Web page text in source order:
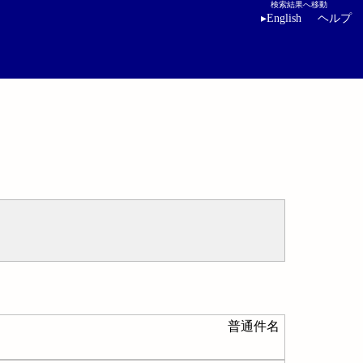
検索結果へ移動
▸English ヘルプ
普通件名